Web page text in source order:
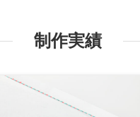
制作実績